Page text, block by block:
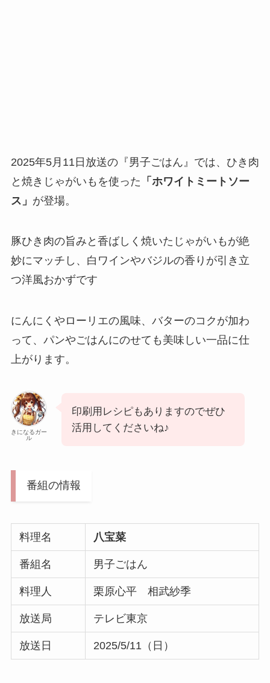
2025年5月11日放送の『男子ごはん』では、ひき肉
と焼きじゃがいもを使った 「ホワイトミートソー
ス」 が登場。
豚ひき肉の旨みと香ばしく焼いたじゃがいもが絶
妙にマッチし、白ワインやバジルの香りが引き立
つ洋風おかずです
にんにくやローリエの風味、バターのコクが加わ
って、パンやごはんにのせても美味しい一品に仕
上がります。
きになるガー
ル
印刷用レシピもありますのでぜひ
活用してくださいね♪
番組の情報
料理名 八宝菜
番組名 男子ごはん
料理人 栗原心平 相武紗季
放送局 テレビ東京
放送日 2025/5/11（日）